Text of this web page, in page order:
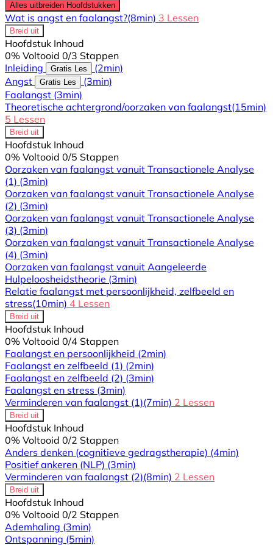
Alles uitbreiden Hoofdstukken
Wat is angst en faalangst?(8min) 3 Lessen
Breid uit
Hoofdstuk Inhoud
0% Voltooid 0/3 Stappen
Inleiding
Gratis Les
(2min)
Angst
Gratis Les
(3min)
Faalangst (3min)
Theoretische achtergrond/oorzaken van faalangst(15min)
5 Lessen
Breid uit
Hoofdstuk Inhoud
0% Voltooid 0/5 Stappen
Oorzaken van faalangst vanuit Transactionele Analyse
(1) (3min)
Oorzaken van faalangst vanuit Transactionele Analyse
(2) (3min)
Oorzaken van faalangst vanuit Transactionele Analyse
(3) (3min)
Oorzaken van faalangst vanuit Transactionele Analyse
(4) (3min)
Oorzaken van faalangst vanuit Aangeleerde
Hulpeloosheidstheorie (3min)
Relatie faalangst met persoonlijkheid, zelfbeeld en
stress(10min) 4 Lessen
Breid uit
Hoofdstuk Inhoud
0% Voltooid 0/4 Stappen
Faalangst en persoonlijkheid (2min)
Faalangst en zelfbeeld (1) (2min)
Faalangst en zelfbeeld (2) (3min)
Faalangst en stress (3min)
Verminderen van faalangst (1)(7min) 2 Lessen
Breid uit
Hoofdstuk Inhoud
0% Voltooid 0/2 Stappen
Anders denken (cognitieve gedragstherapie) (4min)
Positief ankeren (NLP) (3min)
Verminderen van faalangst (2)(8min) 2 Lessen
Breid uit
Hoofdstuk Inhoud
0% Voltooid 0/2 Stappen
Ademhaling (3min)
Ontspanning (5min)